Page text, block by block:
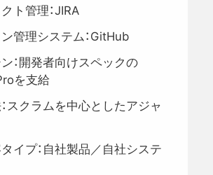
ト管理：JIRA
管理システム：GitHub
：開発者向けスペックの
を支給
スクラムを中心としたアジャ
イプ：自社製品／自社システ